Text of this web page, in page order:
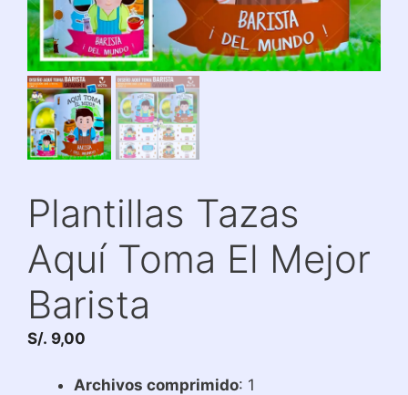
Plantillas Tazas
Aquí Toma El Mejor
Barista
S/. 9,00
Archivos comprimido: 1